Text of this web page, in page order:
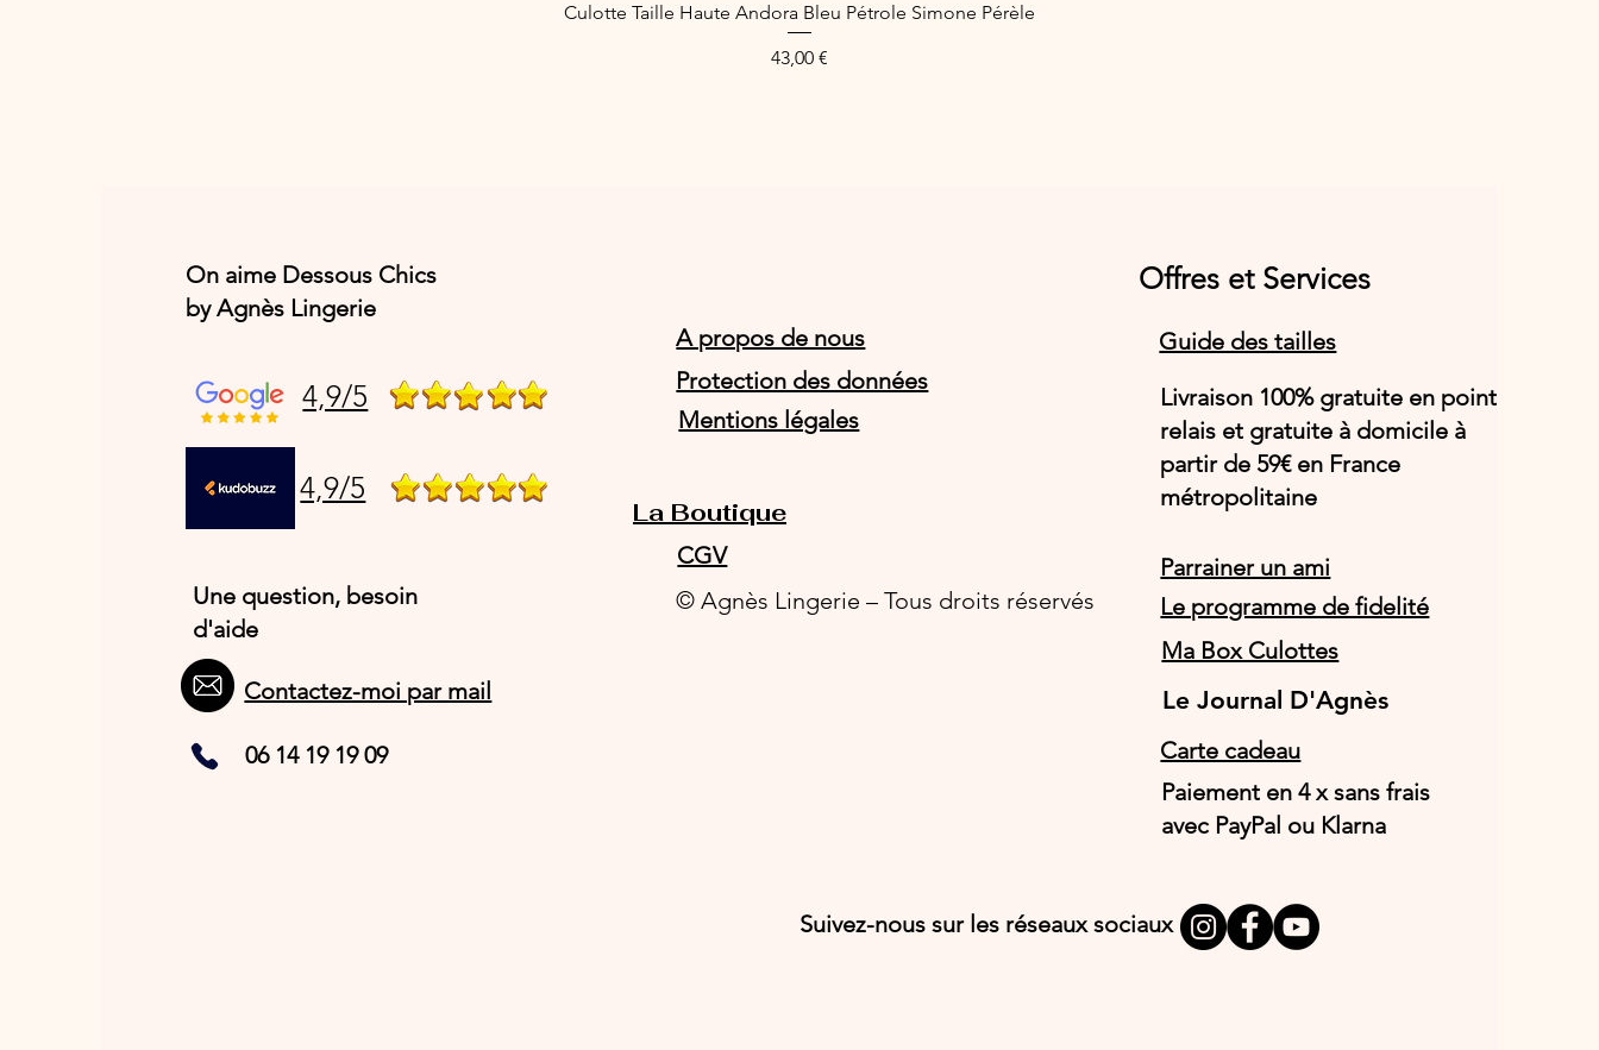
Schnellansicht
Culotte Taille Haute Andora Bleu Pétrole Simone Pérèle
Preis
43,00 €
On aime Dessous Chics
by Agnès Lingerie
4,9/5
4,9/5
Une question, besoin
d'aide
Contactez-moi par mail
06 14 19 19 09
Offres et Services
A propos de nous
Protection des données
Mentions légales
Guide des tailles
Livraison 100% gratuite en point
relais et gratuite à domicile à
partir de 59€ en France
métropolitaine
CGV
Parrainer un ami
Le programme de fidelité
© Agnès Lingerie – Tous droits réservés
Ma Box Culottes
Le Journal D'Agnès
Le Journal D'Agnès
Carte cadeau
Paiement en 4 x sans frais
avec PayPal ou Klarna
Suivez-nous sur les réseaux sociaux
La Boutique